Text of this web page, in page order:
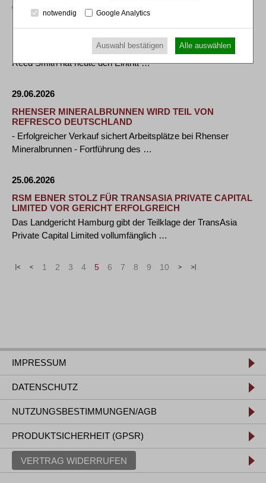
02.07.2026
DURCH PARTNEREINTRITT IN MÜNCHEN
München, 1. Juli, 2026 - Die internationale Wirtschaftskanzlei
Reed Smith hat heute den Eintritt …
29.06.2026
RHENSER MINERALBRUNNEN WIRD TEIL VON
REFRESCO DEUTSCHLAND
- Erfolgreicher Verkauf sichert Arbeitsplätze bei Rhenser
Mineralbrunnen - Fortführung des …
25.06.2026
RSM EBNER STOLZ FÜR TRANSASIA PRIVATE CAPITAL
LIMITED VOR GERICHT ERFOLGREICH
Das Landgericht Hamburg gibt der Teilklage der TransAsia
Private Capital Limited vollumfänglich …
« < 1 2 3 4 5 6 7 8 9 10 > »
IMPRESSUM
DATENSCHUTZ
NUTZUNGSBESTIMMUNGEN/AGB
PRODUKTSICHERHEIT (GPSR)
VERTRAG WIDERRUFEN
notwendig Google Analytics
Auswahl bestätigen Alle auswählen